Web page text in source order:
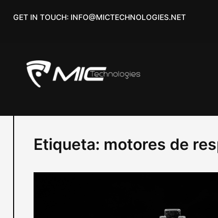
GET IN TOUCH: INFO@MICTECHNOLOGIES.NET
Etiqueta: motores de